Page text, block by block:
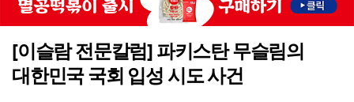
[이슬람 전문칼럼] 파키스탄 무슬림의
대한민국 국회 입성 시도 사건